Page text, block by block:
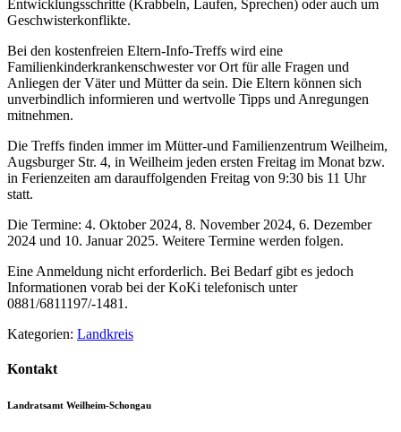
Entwicklungsschritte (Krabbeln, Laufen, Sprechen) oder auch um
Geschwisterkonflikte.
Bei den kostenfreien Eltern-Info-Treffs wird eine
Familienkinderkrankenschwester vor Ort für alle Fragen und
Anliegen der Väter und Mütter da sein. Die Eltern können sich
unverbindlich informieren und wertvolle Tipps und Anregungen
mitnehmen.
Die Treffs finden immer im Mütter-und Familienzentrum Weilheim,
Augsburger Str. 4, in Weilheim jeden ersten Freitag im Monat bzw.
in Ferienzeiten am darauffolgenden Freitag von 9:30 bis 11 Uhr
statt.
Die Termine: 4. Oktober 2024, 8. November 2024, 6. Dezember
2024 und 10. Januar 2025. Weitere Termine werden folgen.
Eine Anmeldung nicht erforderlich. Bei Bedarf gibt es jedoch
Informationen vorab bei der KoKi telefonisch unter
0881/6811197/-1481.
Kategorien: Landkreis
Kontakt
Landratsamt Weilheim-Schongau